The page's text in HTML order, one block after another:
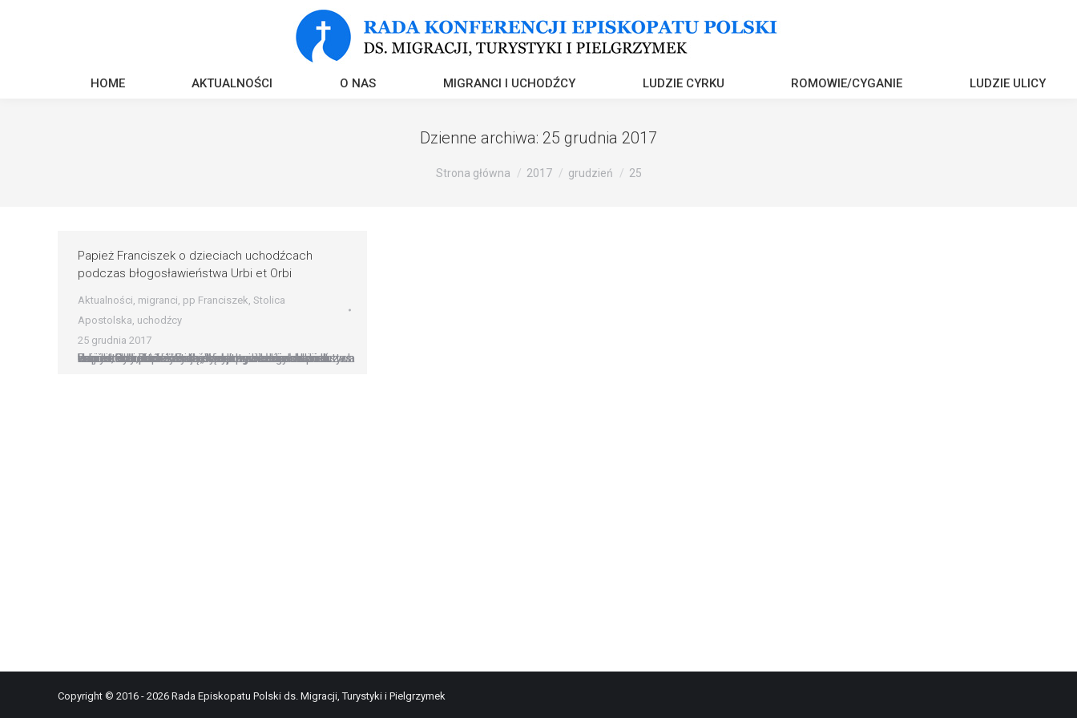
HOME AKTUALNOŚCI O NAS MIGRANCI I UCHODŹCY LUDZIE CYRKU ROMOWIE/CYGANIE LUDZIE ULICY
Dzienne archiwa: 25 grudnia 2017
Strona główna 2017 grudzień 25
Papież Franciszek o dzieciach uchodźcach
podczas błogosławieństwa Urbi et Orbi
Aktualności, migranci, pp Franciszek, Stolica
Apostolska, uchodźcy
25 grudnia 2017
Papież Franciszek o dzieciach uchodźcach podczas Urbi et Orbi Podczas tradycyjnego błogosławieństwa Urbi et Orbi papież Franciszek powiedział m.in. o dzieciach uchodźcach: „Widzimy Jezusa w wielu dzieciach zmuszonych do opuszczenia swoich krajów, aby podróżować samotnie w nieludzkich warunkach i które stają się łatwym celem dla handlarzy ludźmi. W ich oczach widzimy dramat tych wszystkich, którzy…
Copyright © 2016 - 2026 Rada Episkopatu Polski ds. Migracji, Turystyki i Pielgrzymek